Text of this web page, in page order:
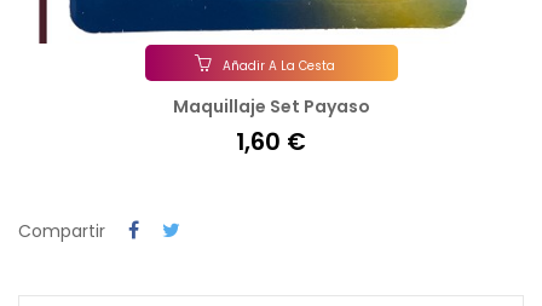
Añadir A La Cesta
Maquillaje Set Payaso
1,60 €
Compartir